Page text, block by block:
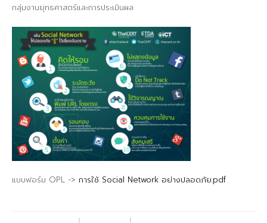
กลุ่มงานยุทธศาสตร์และการประเมินผล
แบบฟอร์ม OPL -> การใช้ Social Network อย่างปลอดภัย.pdf